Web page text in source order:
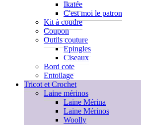
Ikatée
C'est moi le patron
Kit à coudre
Coupon
Outils couture
Epingles
Ciseaux
Bord cote
Entoilage
Tricot et Crochet
Laine mérinos
Laine Mérina
Laine Mérinos
Woolly